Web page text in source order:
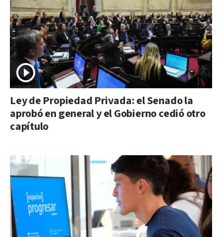
Ley de Propiedad Privada: el Senado la
aprobó en general y el Gobierno cedió otro
capítulo